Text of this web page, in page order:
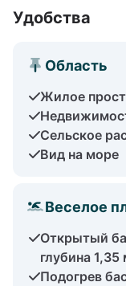
Удобства
Область
Жилое
Сельское
Вид на море
Веселое
Открытый
глубина 1,35
Подогрев